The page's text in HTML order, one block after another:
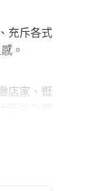
充斥各式
。
店家、逛
地。